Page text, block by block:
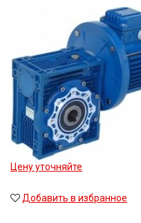
Цену уточняйте
Добавить в избранное